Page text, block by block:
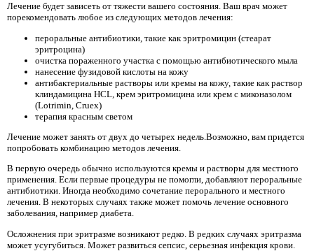
Лечение будет зависеть от тяжести вашего состояния. Ваш врач может
порекомендовать любое из следующих методов лечения:
пероральные антибиотики, такие как эритромицин (стеарат
эритроцина)
очистка пораженного участка с помощью антибиотического мыла
нанесение фузидовой кислоты на кожу
антибактериальные растворы или кремы на кожу, такие как раствор
клиндамицина HCL, крем эритромицина или крем с миконазолом
(Lotrimin, Cruex)
терапия красным светом
Лечение может занять от двух до четырех недель.Возможно, вам придется
попробовать комбинацию методов лечения.
В первую очередь обычно используются кремы и растворы для местного
применения. Если первые процедуры не помогли, добавляют пероральные
антибиотики. Иногда необходимо сочетание перорального и местного
лечения. В некоторых случаях также может помочь лечение основного
заболевания, например диабета.
Осложнения при эритразме возникают редко. В редких случаях эритразма
может усугубиться. Может развиться сепсис, серьезная инфекция крови.